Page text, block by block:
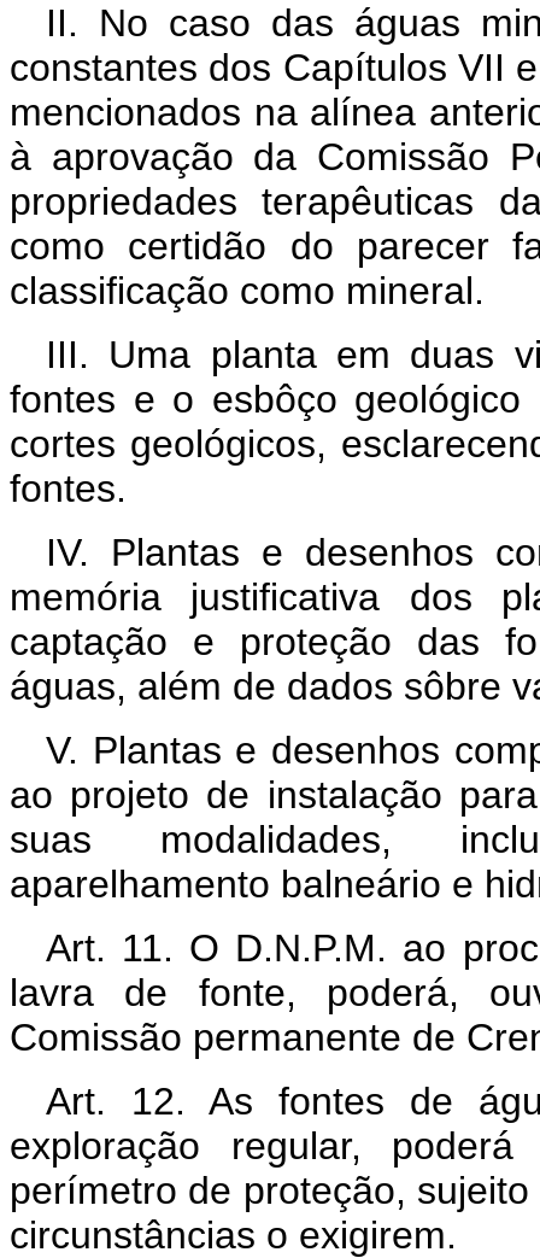
II. No caso das águas
constantes dos Capítulos VII
mencionados na alínea
à aprovação da Comissão
propriedades terapêuticas
como certidão do parecer
classificação como mineral.
III. Uma planta em duas
fontes e o esbôço
cortes geológicos,
fontes.
IV. Plantas e desenhos
memória justificativa dos
captação e proteção das
águas, além de dados sôbre
V. Plantas e desenhos
ao projeto de instalação
suas modalidades,
aparelhamento balneário e
Art. 11. O D.N.P.M. ao
lavra de fonte, poderá,
Comissão permanente de
Art. 12. As fontes de
exploração regular,
perímetro de proteção,
circunstâncias o exigirem.